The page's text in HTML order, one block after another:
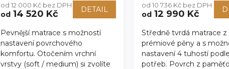
produktu
je
z
5
hvězdiček.
od 12 000 Kč bez DPH
od 14 520 Kč DETAIL
Pevnější matrace s možností
nastavení povrchového
komfortu. Otočením vrchní
vrstvy (soft / medium) si zvolíte
produktu
je
z
5
hvězdiček.
od 10 736 Kč bez DPH
od12 990 Kč
Středně tvrdá matrace z
prémiové pěny a s
nastavení 4 tuhostí
potřeb. Povrch z